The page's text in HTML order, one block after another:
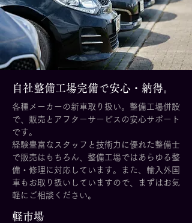
自社整備工場完備で安心・納得。
各種メーカーの新車取り扱い。整備工場併設
で、販売とアフターサービスの安心サポート
です。
経験豊富なスタッフと技術力に優れた整備士
で販売はもちろん、整備工場ではあらゆる整
備・修理に対応しています。また、輸入外国
車もお取り扱いしていますので、まずはお気
軽にご相談ください。
軽市場